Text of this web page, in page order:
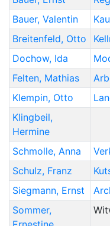
Bauer, Valentin
Breitenfeld, Otto
Dochow, Ida
Felten, Mathias
Klempin, Otto
Klingbeil,
Hermine
Schmolle, Anna
Schulz, Franz
Siegmann, Ernst
Sommer,